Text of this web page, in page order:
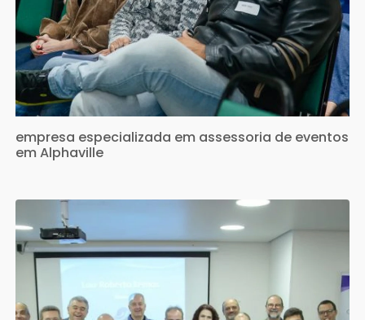
empresa especializada em assessoria de eventos
em Alphaville